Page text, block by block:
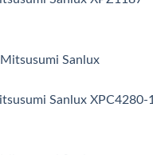
Sanlux XPC4280-1